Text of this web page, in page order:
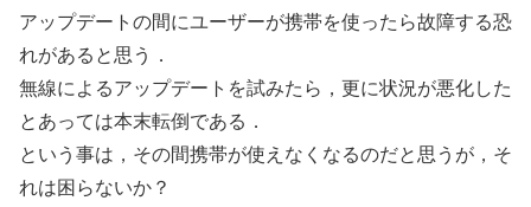
アップデートの間にユーザーが携帯を使ったら故障する恐
れがあると思う．
無線によるアップデートを試みたら，更に状況が悪化した
とあっては本末転倒である．
という事は，その間携帯が使えなくなるのだと思うが，そ
れは困らないか？